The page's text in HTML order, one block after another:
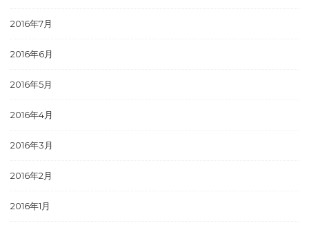
2016年7月
2016年6月
2016年5月
2016年4月
2016年3月
2016年2月
2016年1月